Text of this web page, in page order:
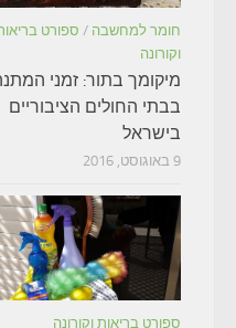
חומר למחשבה / ספורט
וקורונה
מיקומך בתור: זמני
בבתי החולים הציבוריים
בישראל
9 באוגוסט, 2016
ספורט בריאות וקורונה